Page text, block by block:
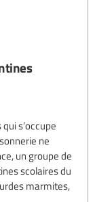
s’occupe
ne
un groupe de
scolaires du
marmites,